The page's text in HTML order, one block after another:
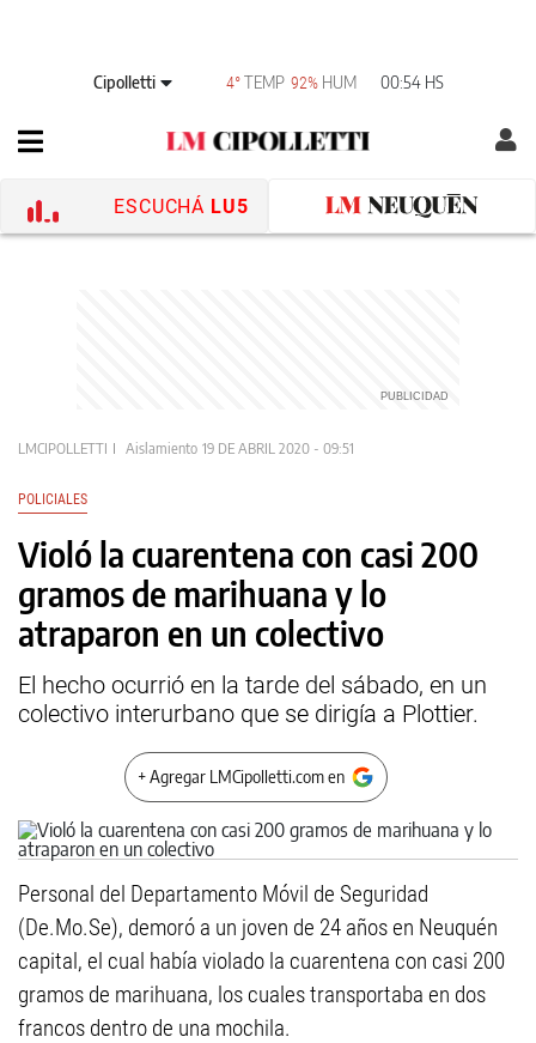
Cipolletti 4° TEMP 92% HUM 00:54 HS
ESCUCHÁ LU5
LMCIPOLLETTI Aislamiento 19 DE ABRIL 2020 - 09:51
POLICIALES
Violó la cuarentena con casi 200
gramos de marihuana y lo
atraparon en un colectivo
El hecho ocurrió en la tarde del sábado, en un
colectivo interurbano que se dirigía a Plottier.
+ Agregar LMCipolletti.com en
Personal del Departamento Móvil de Seguridad
(De.Mo.Se), demoró a un joven de 24 años en Neuquén
capital, el cual había violado la cuarentena con casi 200
gramos de marihuana, los cuales transportaba en dos
francos dentro de una mochila.